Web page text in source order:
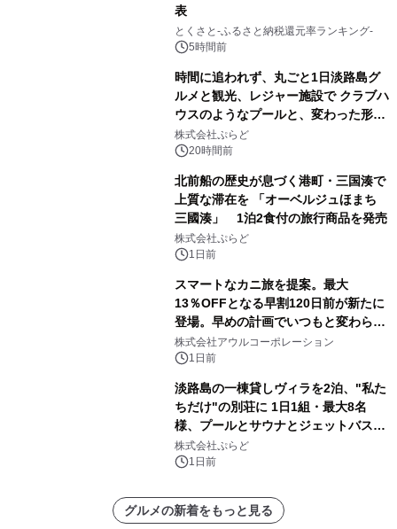
表
とくさと-ふるさと納税還元率ランキング-
5時間前
時間に追われず、丸ごと1日淡路島グ
ルメと観光、レジャー施設で クラブハ
ウスのようなプールと、変わった形の
サウナも 「THE BOXY AWAJI」のお
得な素泊まり連泊プランで
株式会社ぷらど
20時間前
北前船の歴史が息づく港町・三国湊で
上質な滞在を 「オーベルジュほまち
三國湊」 1泊2食付の旅行商品を発売
株式会社ぷらど
1日前
スマートなカニ旅を提案。最大
13％OFFとなる早割120日前が新たに
登場。早めの計画でいつもと変わらぬ
大人の冬旅を。ー夕日ヶ浦温泉「佳松
苑 別邸ふうか」ー
株式会社アウルコーポレーション
1日前
淡路島の一棟貸しヴィラを2泊、"私た
ちだけ"の別荘に 1日1組・最大8名
様、プールとサウナとジェットバス付
きで Villa Mon Temps AWAJIの連泊
素泊りプラン
株式会社ぷらど
1日前
グルメの新着をもっと見る